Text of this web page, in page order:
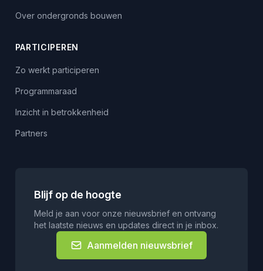
Over ondergronds bouwen
PARTICIPEREN
Zo werkt participeren
Programmaraad
Inzicht in betrokkenheid
Partners
Blijf op de hoogte
Meld je aan voor onze nieuwsbrief en ontvang
het laatste nieuws en updates direct in je inbox.
Aanmelden nieuwsbrief